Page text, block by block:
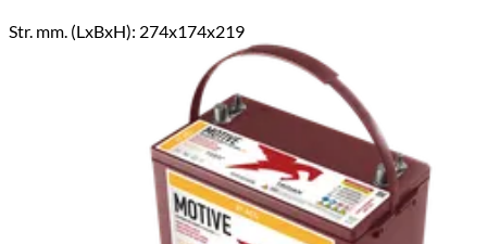
Str. mm. (LxBxH): 274x174x219